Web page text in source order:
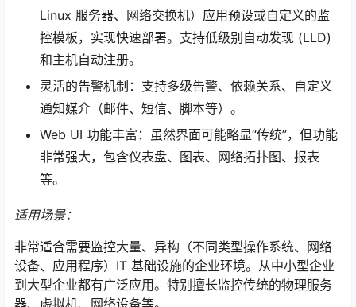
Linux 服务器、网络交换机）应用预设或自定义的监
控模板，实现快速部署。支持低级别自动发现 (LLD)
和主机自动注册。
灵活的告警机制：支持多级告警、依赖关系、自定义
通知媒介（邮件、短信、脚本等）。
Web UI 功能丰富：虽然界面可能略显“传统”，但功能
非常强大，包含仪表盘、图表、网络拓扑图、报表
等。
适用场景：
非常适合需要监控大量、异构（不同类型操作系统、网络
设备、应用程序）IT 基础设施的企业环境。从中小型企业
到大型企业都有广泛应用。特别擅长监控传统的物理服务
器、虚拟机、网络设备等。